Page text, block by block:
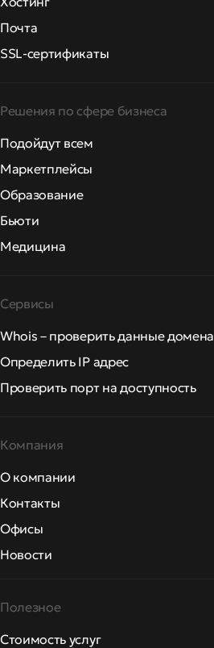
Почта
SSL-сертификаты
Решения по сфере бизнеса
Подойдут всем
Маркетплейсы
Образование
Бьюти
Медицина
Сервисы
Whois – проверить данные домена
Определить IP адрес
Проверить порт на доступность
Компания
О компании
Контакты
Офисы
Новости
Полезное
Стоимость услуг